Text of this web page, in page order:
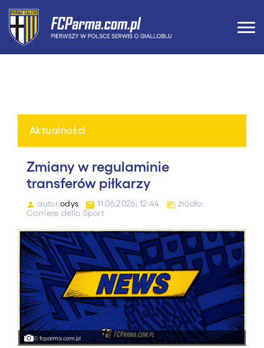
Aktualności
Zmiany w regulaminie
transferów piłkarzy
autor:odys 11.06.2026; 12:44
źródło:
Corriere dello Sport
© fcparma.com.pl